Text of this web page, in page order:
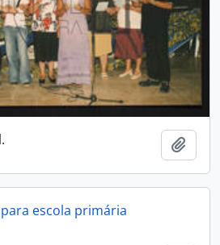
escola primária